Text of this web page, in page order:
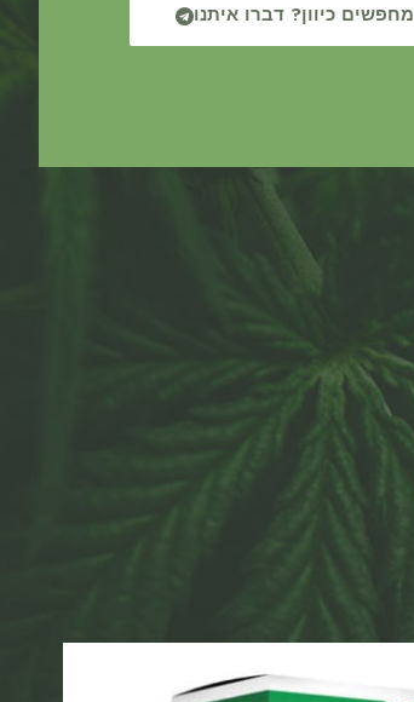
מחפשים כיוון? דברו איתנו